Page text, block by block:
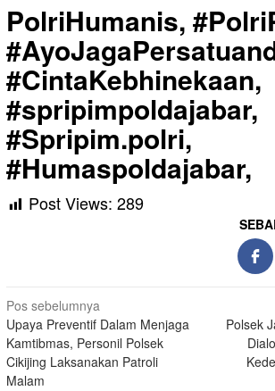
PolriHumanis,
#CintaKebhinekaan,
#spripimpoldajabar,
#Spripim.polri,
#Humaspoldajabar,
Post Views: 289
Navigasi
pos
Pos sebelumnya
Upaya Preventif Dalam Menjaga
Kamtibmas, Personil Polsek
Cikijing Laksanakan Patroli
Malam
Polsek